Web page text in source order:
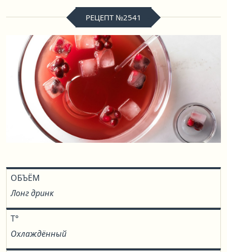
РЕЦЕПТ №2541
ОБЪЁМ
Лонг дринк
T°
Охлаждённый